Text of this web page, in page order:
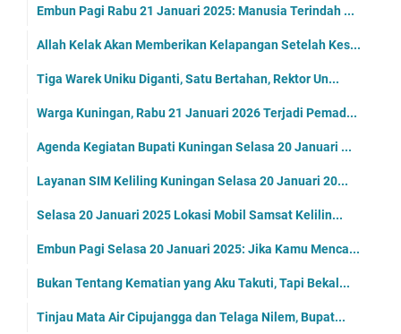
Embun Pagi Rabu 21 Januari 2025: Manusia Terindah ...
Allah Kelak Akan Memberikan Kelapangan Setelah Kes...
Tiga Warek Uniku Diganti, Satu Bertahan, Rektor Un...
Warga Kuningan, Rabu 21 Januari 2026 Terjadi Pemad...
Agenda Kegiatan Bupati Kuningan Selasa 20 Januari ...
Layanan SIM Keliling Kuningan Selasa 20 Januari 20...
Selasa 20 Januari 2025 Lokasi Mobil Samsat Kelilin...
Embun Pagi Selasa 20 Januari 2025: Jika Kamu Menca...
Bukan Tentang Kematian yang Aku Takuti, Tapi Bekal...
Tinjau Mata Air Cipujangga dan Telaga Nilem, Bupat...